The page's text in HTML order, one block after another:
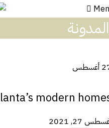
المدونة
أغسطس
modern
27, 2021